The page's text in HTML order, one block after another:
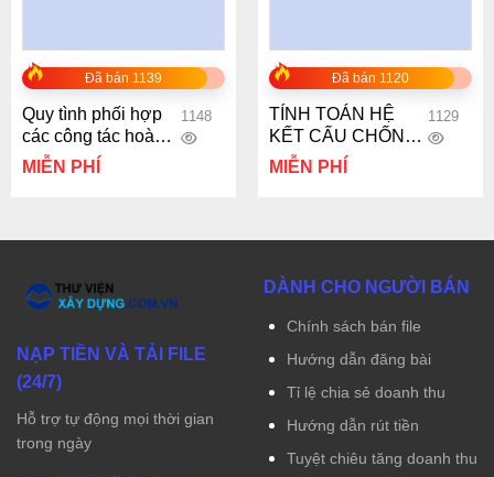
Đã bán 1139
Quy tình phối hợp
các công tác hoàn
thiện trên 1 tầng
1148
MIỄN PHÍ
Đã bán 1120
TÍNH TOÁN HỆ
KẾT CẤU CHỐNG
ĐỠ TƯỜNG VÂY
HỖN HỢP
1129
MIỄN PHÍ
NẠP TIỀN VÀ TẢI FILE
(24/7)
Hỗ trợ tự động mọi thời gian
trong ngày
DÀNH CHO NGƯỜI BÁN
Chính sách bán file
Hướng dẫn đăng bài
Tỉ lệ chia sẻ doanh thu
Hướng dẫn rút tiền
Tuyệt chiêu tăng doanh thu